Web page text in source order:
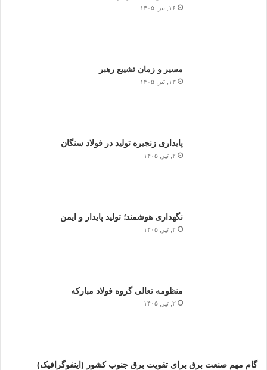
۱۶, تیر, ۱۴۰۵
مسیر و زمان تشییع رهبر
۱۳, تیر, ۱۴۰۵
پایداری زنجیره تولید در فولاد سنگان
۲, تیر, ۱۴۰۵
نگهداری هوشمند؛ تولید پایدار و ایمن
۲, تیر, ۱۴۰۵
منظومه تعالی گروه فولاد مبارکه
۲, تیر, ۱۴۰۵
گام مهم صنعت برق برای تقویت برق جنوب کشور (اینفوگرافیک)